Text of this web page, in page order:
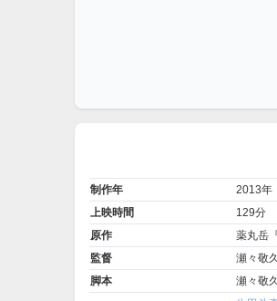
制作年
2013年
上映時間
129分
原作
薬丸岳
監督
瀬々敬久
脚本
瀬々敬久